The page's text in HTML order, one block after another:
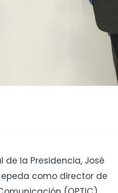
la Presidencia, José
como director de